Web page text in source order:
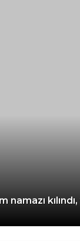
namazı